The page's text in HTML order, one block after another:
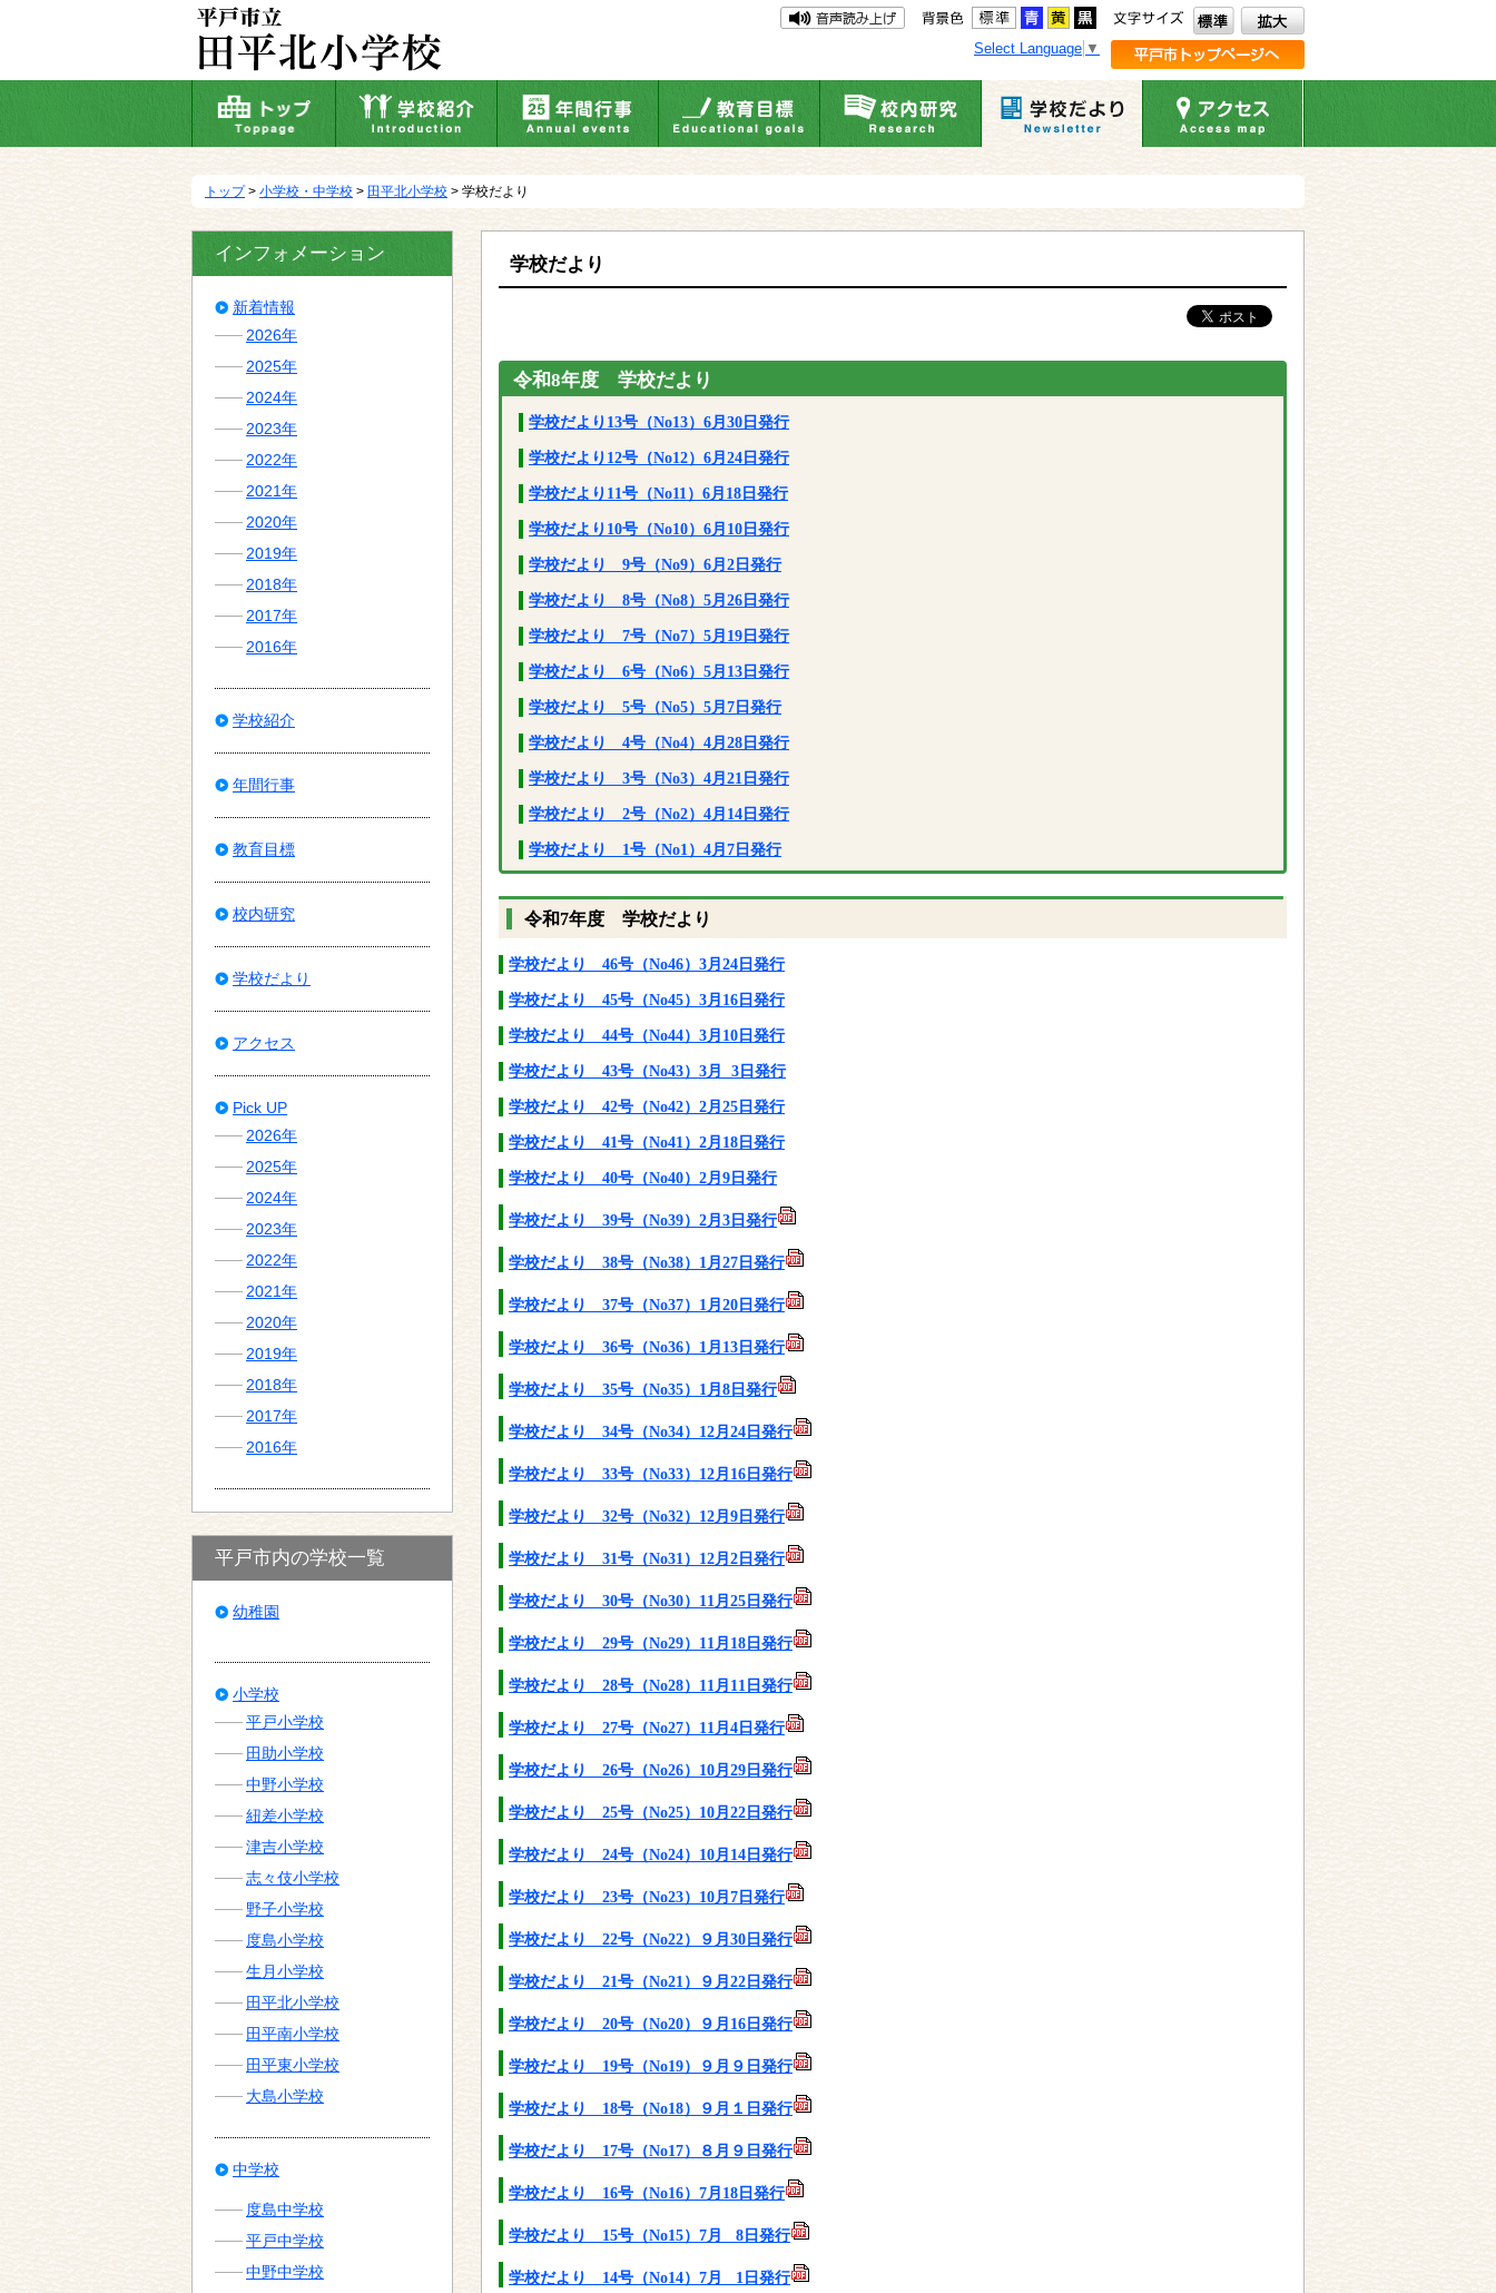
動
Select Language ▼
トップ> 小学校・中学校 > 田平北小学校 > 学校だより
学校だより
令和8年度 学校だより
学校だより13号（No13）6月30日発行
学校だより12号（No12）6月24日発行
学校だより11号（No11）6月18日発行
学校だより10号（No10）6月10日発行
学校だより 9号（No9）6月2日発行
学校だより 8号（No8）5月26日発行
学校だより 7号（No7）5月19日発行
学校だより 6号（No6）5月13日発行
学校だより 5号（No5）5月7日発行
学校だより 4号（No4）4月28日発行
学校だより 3号（No3）4月21日発行
学校だより 2号（No2）4月14日発行
学校だより 1号（No1）4月7日発行
令和7年度 学校だより
学校だより 46号（No46）3月24日発行
学校だより 45号（No45）3月16日発行
学校だより 44号（No44）3月10日発行
学校だより 43号（No43）3月 3日発行
学校だより 42号（No42）2月25日発行
学校だより 41号（No41）2月18日発行
学校だより 40号（No40）2月9日発行
学校だより 39号（No39）2月3日発行
学校だより 38号（No38）1月27日発行
学校だより 37号（No37）1月20日発行
学校だより 36号（No36）1月13日発行
学校だより 35号（No35）1月8日発行
学校だより 34号（No34）12月24日発行
学校だより 33号（No33）12月16日発行
学校だより 32号（No32）12月9日発行
学校だより 31号（No31）12月2日発行
学校だより 30号（No30）11月25日発行
学校だより 29号（No29）11月18日発行
学校だより 28号（No28）11月11日発行
学校だより 27号（No27）11月4日発行
学校だより 26号（No26）10月29日発行
学校だより 25号（No25）10月22日発行
学校だより 24号（No24）10月14日発行
学校だより 23号（No23）10月7日発行
学校だより 22号（No22）９月30日発行
学校だより 21号（No21）９月22日発行
学校だより 20号（No20）９月16日発行
学校だより 19号（No19）９月９日発行
学校だより 18号（No18）９月１日発行
学校だより 17号（No17）８月９日発行
学校だより 16号（No16）7月18日発行
学校だより 15号（No15）7月 8日発行
学校だより 14号（No14）7月 1日発行
インフォメーション
新着情報
2026年
2025年
2024年
2023年
2022年
2021年
2020年
2019年
2018年
2017年
2016年
学校紹介
年間行事
教育目標
校内研究
学校だより
アクセス
Pick UP
2026年
2025年
2024年
2023年
2022年
2021年
2020年
2019年
2018年
2017年
2016年
平戸市内の学校一覧
幼稚園
小学校
平戸小学校
田助小学校
中野小学校
紐差小学校
津吉小学校
志々伎小学校
野子小学校
度島小学校
生月小学校
田平北小学校
田平南小学校
田平東小学校
大島小学校
中学校
度島中学校
平戸中学校
中野中学校